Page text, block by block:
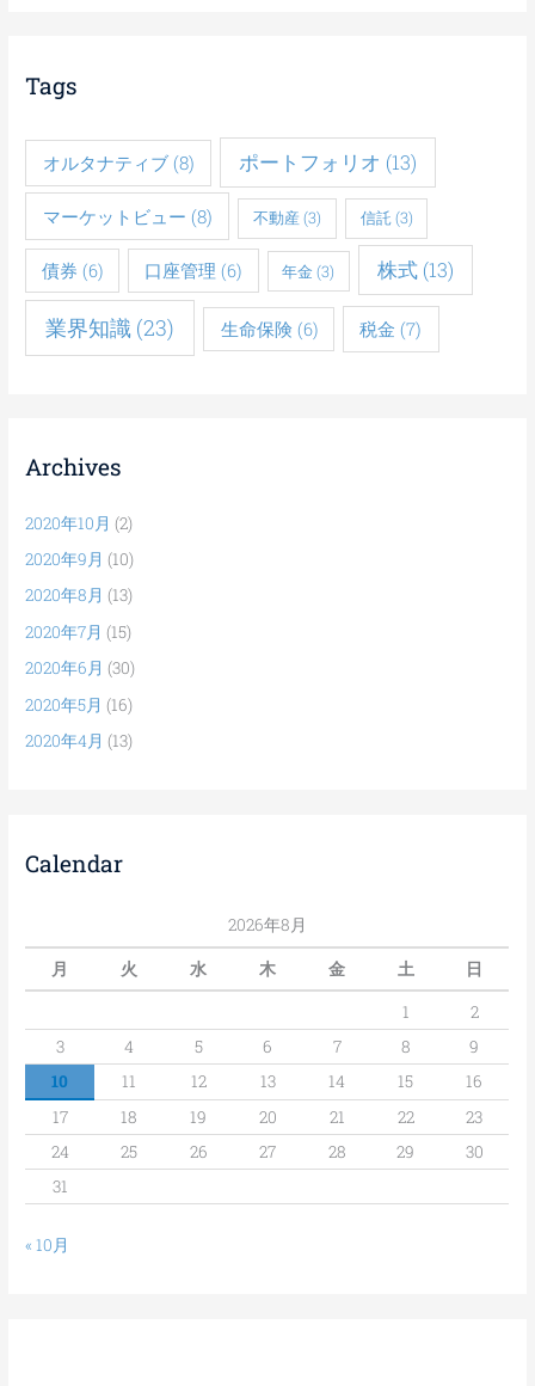
Tags
オルタナティブ(8) ポートフォリオ (13)
マーケットビュー (8) 不動産 (3) 信託(3)
債券 (6) 口座管理 (6) 年金 (3) 株式(13)
業界知識 (23) 生命保険(6) 税金 (7)
Archives
2020年10月 (2)
2020年9月 (10)
2020年8月 (13)
2020年7月 (15)
2020年6月 (30)
2020年5月 (16)
2020年4月 (13)
Calendar
2026年8月
月 火 水 木 金 土
日
1
2
3
4 5 6 7 8
9
10
11 12 13 14 15
16
17
18 19 20 21 22
23
24
25 26 27 28 29
30
31
« 10月